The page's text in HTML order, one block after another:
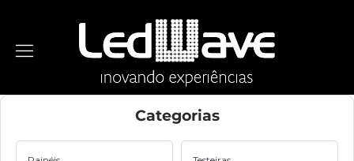
Categorias